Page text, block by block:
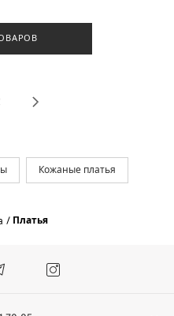
Кожаные платья
Платья